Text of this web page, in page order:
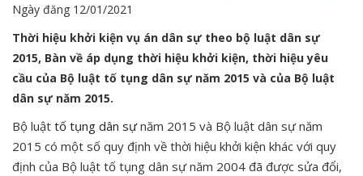
Ngày đăng 12/01/2021
Thời hiệu khởi kiện vụ án dân sự theo bộ luật dân sự
2015, Bàn về áp dụng thời hiệu khởi kiện, thời hiệu yêu
cầu của Bộ luật tố tụng dân sự năm 2015 và của Bộ luật
dân sự năm 2015.
Bộ luật tố tụng dân sựnăm 2015 và Bộ luật dân sự năm
2015 có một số quy định về thời hiệu khởi kiện khác với quy
định của Bộ luật tố tụng dân sự năm 2004 đã được sửa đổi,